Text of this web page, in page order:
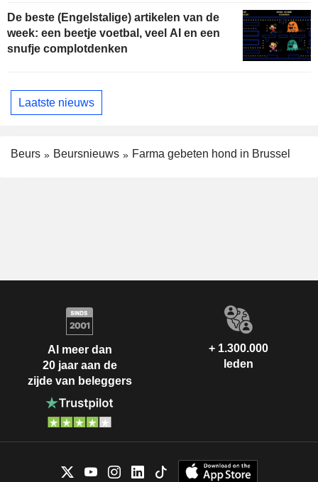
De beste (Engelstalige) artikelen van de
week: een beetje voetbal, veel AI en een
snufje complotdenken
Laatste nieuws
Beurs Beursnieuws Farma gebeten hond in Brussel
Al meer dan
20 jaar aan de
zijde van beleggers
+ 1.300.000
leden